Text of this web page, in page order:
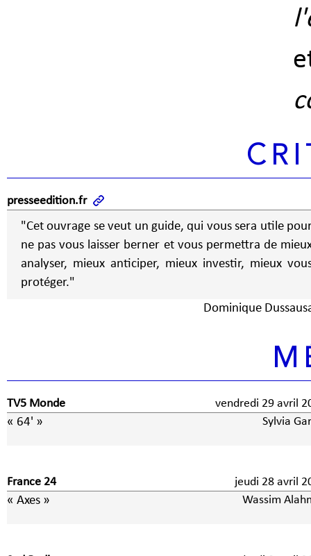
presseedition.fr
"Cet ouvrage se veut un guide, qui vous sera utile
ne pas vous laisser berner et vous permettra de
analyser, mieux anticiper, mieux investir, mieux
protéger."
Dominique
TV5 Monde vendredi 29 avril
« 64' » Sylvia
France 24 jeudi 28 avril
« Axes » Wassim